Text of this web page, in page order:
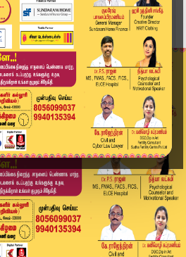
அதிக லாபம் என ஆசைவார்த...